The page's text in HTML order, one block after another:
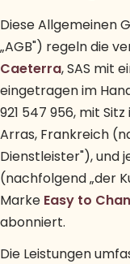
Diese Allgemeinen
„AGB") regeln die
Caeterra, SAS mit
eingetragen im
921 547 956, mit
Arras, Frankreich
Dienstleister"), und
(nachfolgend „der
Marke Easy to
abonniert.
Die Leistungen